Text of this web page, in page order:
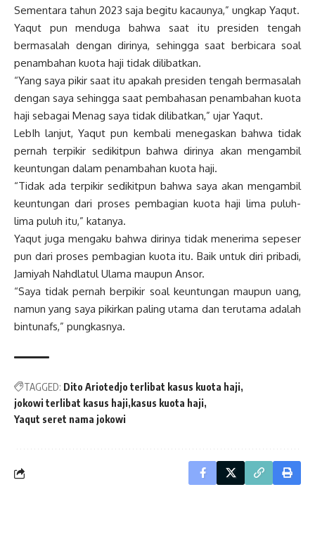
Sementara tahun 2023 saja begitu kacaunya,” ungkap Yaqut.
Yaqut pun menduga bahwa saat itu presiden tengah
bermasalah dengan dirinya, sehingga saat berbicara soal
penambahan kuota haji tidak dilibatkan.
“Yang saya pikir saat itu apakah presiden tengah bermasalah
dengan saya sehingga saat pembahasan penambahan kuota
haji sebagai Menag saya tidak dilibatkan,” ujar Yaqut.
LebIh lanjut, Yaqut pun kembali menegaskan bahwa tidak
pernah terpikir sedikitpun bahwa dirinya akan mengambil
keuntungan dalam penambahan kuota haji.
“Tidak ada terpikir sedikitpun bahwa saya akan mengambil
keuntungan dari proses pembagian kuota haji lima puluh-
lima puluh itu,” katanya.
Yaqut juga mengaku bahwa dirinya tidak menerima sepeser
pun dari proses pembagian kuota itu. Baik untuk diri pribadi,
Jamiyah Nahdlatul Ulama maupun Ansor.
“Saya tidak pernah berpikir soal keuntungan maupun uang,
namun yang saya pikirkan paling utama dan terutama adalah
bintunafs,” pungkasnya.
TAGGED: Dito Ariotedjo terlibat kasus kuota haji
jokowi terlibat kasus haji kasus kuota haji
Yaqut seret nama jokowi